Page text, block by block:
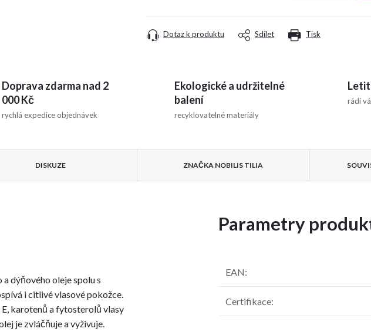
cena:
Tisk
Dotaz k produktu Sdílet
Doprava zdarma nad 2
000 Kč
rychlá expedice objednávek
Ekologické a udržitelné
balení
recyklovatelné materiály
rádi
DISKUZE ZNAČKA NOBILIS TILIA
dýňového oleje spolu s
i citlivé vlasové pokožce.
karotenů a fytosterolů vlasy
je zvláčňuje a vyživuje.
Parametry
EAN:
Certifikace: